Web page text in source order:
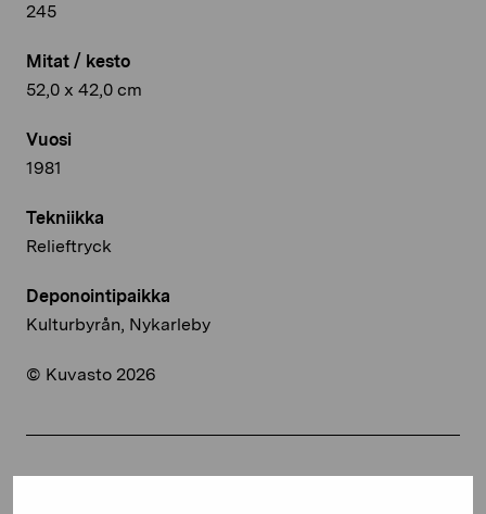
245
Mitat / kesto
52,0 x 42,0 cm
Vuosi
1981
Tekniikka
Relieftryck
Deponointipaikka
Kulturbyrån, Nykarleby
© Kuvasto 2026